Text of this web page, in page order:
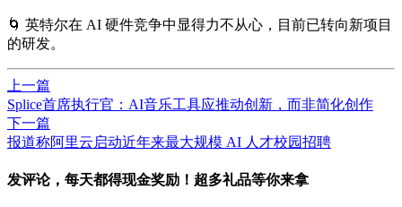
🌀 英特尔在 AI 硬件竞争中显得力不从心，目前已转向新项目
的研发。
上一篇
Splice首席执行官：AI音乐工具应推动创新，而非简化创作
下一篇
报道称阿里云启动近年来最大规模 AI 人才校园招聘
发评论，每天都得现金奖励！超多礼品等你来拿